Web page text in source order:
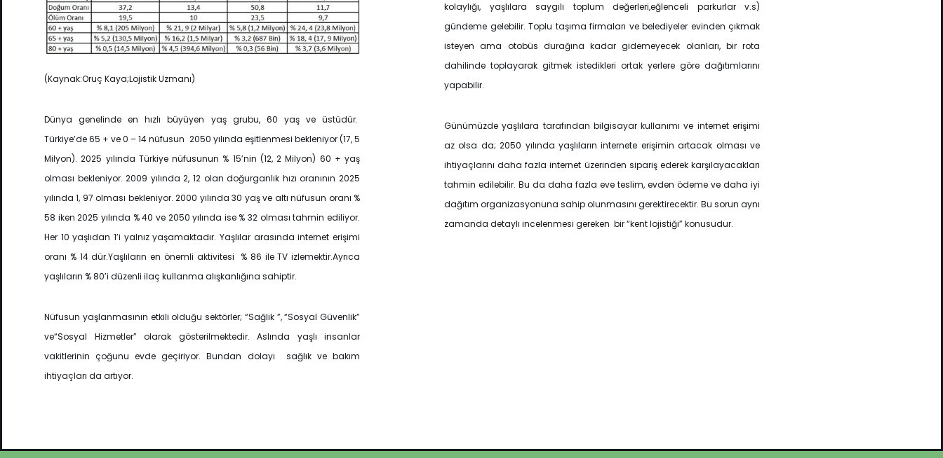
(Kaynak:Oruç Kaya;Lojistik Uzmanı)
Dünya genelinde en hızlı büyüyen yaş grubu, 60 yaş ve üstüdür.
Türkiye’de 65 + ve 0 – 14 nüfusun 2050 yılında eşitlenmesi bekleniyor (17, 5
Milyon). 2025 yılında Türkiye nüfusunun % 15’nin (12, 2 Milyon) 60 + yaş
olması bekleniyor. 2009 yılında 2, 12 olan doğurganlık hızı oranının 2025
yılında 1, 97 olması bekleniyor. 2000 yılında 30 yaş ve altı nüfusun oranı %
58 iken 2025 yılında % 40 ve 2050 yılında ise % 32 olması tahmin ediliyor.
Her 10 yaşlıdan 1’i yalnız yaşamaktadır. Yaşlılar arasında internet erişimi
oranı % 14 dür.Yaşlıların en önemli aktivitesi % 86 ile TV izlemektir.Ayrıca
yaşlıların % 80’i düzenli ilaç kullanma alışkanlığına sahiptir.
Nüfusun yaşlanmasının etkili olduğu sektörler; “Sağlık ”, “Sosyal Güvenlik”
ve“Sosyal Hizmetler” olarak gösterilmektedir. Aslında yaşlı insanlar
vakitlerinin çoğunu evde geçiriyor. Bundan dolayı sağlık ve bakım
ihtiyaçları da artıyor.
kolaylığı, yaşlılara saygılı toplum değerleri,eğlenceli parkurlar v.s)
gündeme gelebilir. Toplu taşıma firmaları ve belediyeler evinden çıkmak
isteyen ama otobüs durağına kadar gidemeyecek olanları, bir rota
dahilinde toplayarak gitmek istedikleri ortak yerlere göre dağıtımlarını
yapabilir.
Günümüzde yaşlılara tarafından bilgisayar kullanımı ve internet erişimi
az olsa da; 2050 yılında yaşlıların internete erişimin artacak olması ve
ihtiyaçlarını daha fazla internet üzerinden sipariş ederek karşılayacakları
tahmin edilebilir. Bu da daha fazla eve teslim, evden ödeme ve daha iyi
dağıtım organizasyonuna sahip olunmasını gerektirecektir. Bu sorun aynı
zamanda detaylı incelenmesi gereken bir “kent lojistiği” konusudur.